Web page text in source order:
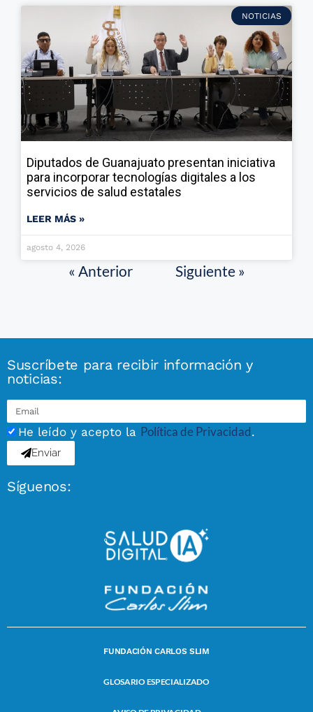
NOTICIAS
Diputados de Guanajuato presentan iniciativa
para incorporar tecnologías digitales a los
servicios de salud estatales
LEER MÁS »
agosto 4, 2026
« Anterior Siguiente »
Suscríbete para recibir información y
noticias:
He leído y acepto la Política de Privacidad.
Enviar
Síguenos:
FUNDACIÓN CARLOS SLIM
GLOSARIO ESPECIALIZADO